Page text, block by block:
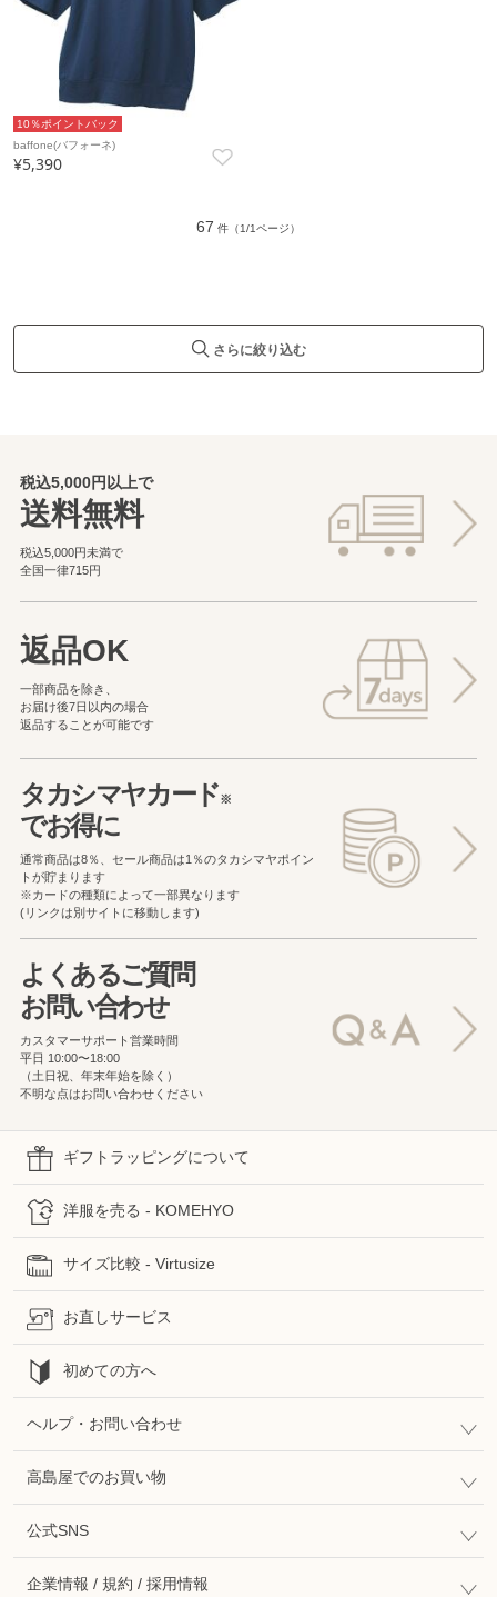
10％ポイントバック
baffone(バフォーネ)
¥5,390
67 件（1/1ページ）
さらに絞り込む
税込5,000円以上で
送料無料
税込5,000円未満で
全国一律715円
返品OK
一部商品を除き、
お届け後7日以内の場合
返品することが可能です
タカシマヤカード※
でお得に
通常商品は8％、セール商品は1％のタカシマヤポイン
トが貯まります
※カードの種類によって一部異なります
(リンクは別サイトに移動します)
よくあるご質問
お問い合わせ
カスタマーサポート営業時間
平日 10:00〜18:00
（土日祝、年末年始を除く）
不明な点はお問い合わせください
ギフトラッピングについて
洋服を売る - KOMEHYO
サイズ比較 - Virtusize
お直しサービス
初めての方へ
ヘルプ・お問い合わせ
高島屋でのお買い物
公式SNS
企業情報 / 規約 / 採用情報